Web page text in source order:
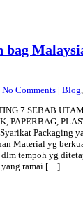
bag
No Comments | Blog,
7 SEBAB
PAPERBAG,
Packaging
Material yg
tempoh yg
yang ramai […]